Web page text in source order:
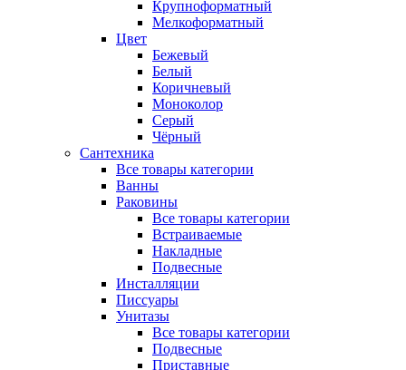
Крупноформатный
Мелкоформатный
Цвет
Бежевый
Белый
Коричневый
Моноколор
Серый
Чёрный
Сантехника
Все товары категории
Ванны
Раковины
Все товары категории
Встраиваемые
Накладные
Подвесные
Инсталляции
Писсуары
Унитазы
Все товары категории
Подвесные
Приставные